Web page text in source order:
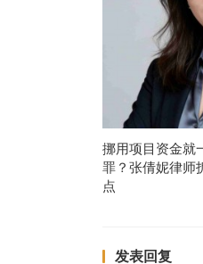
挪用项目资金就
罪？张倩妮律师
点
发表回复